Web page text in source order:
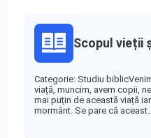
Scopul vieții
Categorie: Studiu
viață, muncim, avem copii,
mai puțin de această viață
mormânt. Se pare că